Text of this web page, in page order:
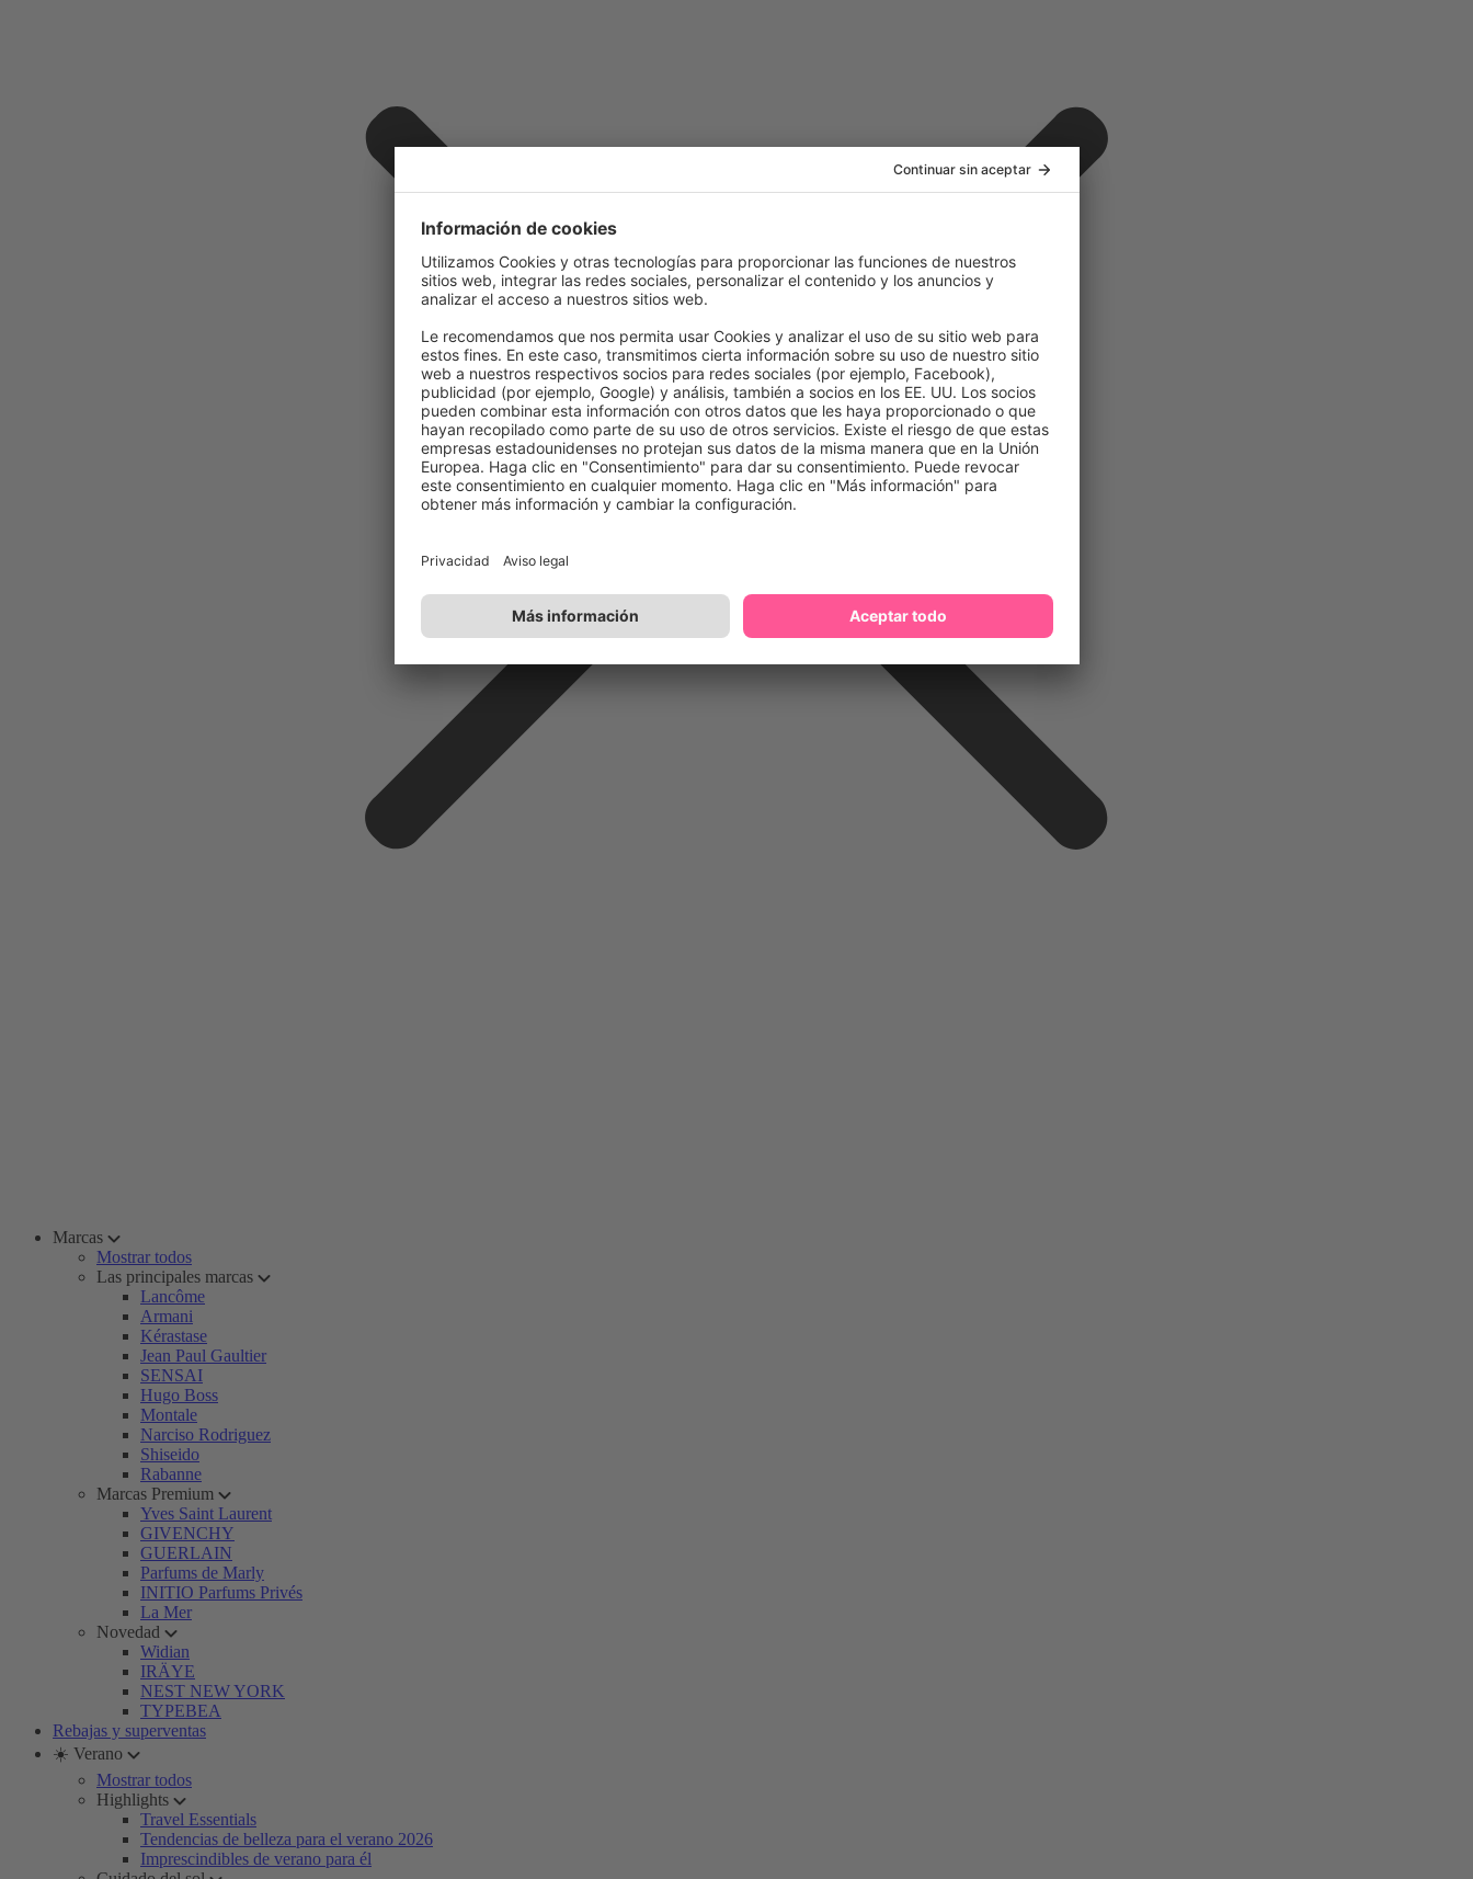
Marcas
Mostrar todos
Las principales marcas
Lancôme
Armani
Kérastase
Jean Paul Gaultier
SENSAI
Hugo Boss
Montale
Narciso Rodriguez
Shiseido
Rabanne
Marcas Premium
Yves Saint Laurent
GIVENCHY
GUERLAIN
Parfums de Marly
INITIO Parfums Privés
La Mer
Novedad
Widian
IRÄYE
NEST NEW YORK
TYPEBEA
Rebajas y superventas
☀️ Verano
Mostrar todos
Highlights
Travel Essentials
Tendencias de belleza para el verano 2026
Imprescindibles de verano para él